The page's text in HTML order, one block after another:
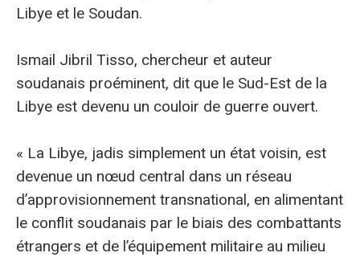
Libye et le Soudan.
Ismail Jibril Tisso, chercheur et auteur
soudanais proéminent, dit que le Sud-Est de la
Libye est devenu un couloir de guerre ouvert.
« La Libye, jadis simplement un état voisin, est
devenue un nœud central dans un réseau
d’approvisionnement transnational, en alimentant
le conflit soudanais par le biais des combattants
étrangers et de l’équipement militaire au milieu